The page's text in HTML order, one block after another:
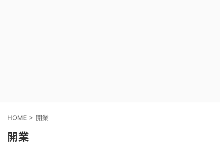
HOME > 開業
開業